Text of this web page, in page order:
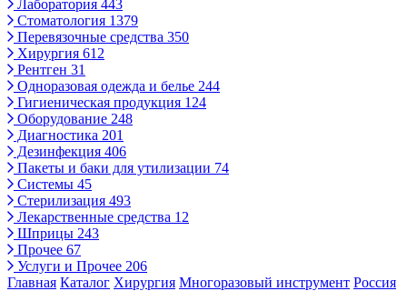
Лаборатория 443
Стоматология 1379
Перевязочные средства 350
Хирургия 612
Рентген 31
Одноразовая одежда и белье 244
Гигиеническая продукция 124
Оборудование 248
Диагностика 201
Дезинфекция 406
Пакеты и баки для утилизации 74
Системы 45
Стерилизация 493
Лекарственные средства 12
Шприцы 243
Прочее 67
Услуги и Прочее 206
Главная Каталог Хирургия Многоразовый инструмент Россия